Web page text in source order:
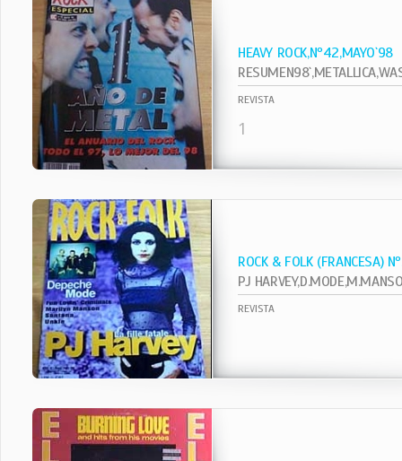
HEAVY ROCK,Nº42,MAYO`98
REVISTA
1
ROCK & FOLK (FRANCESA)
REVISTA